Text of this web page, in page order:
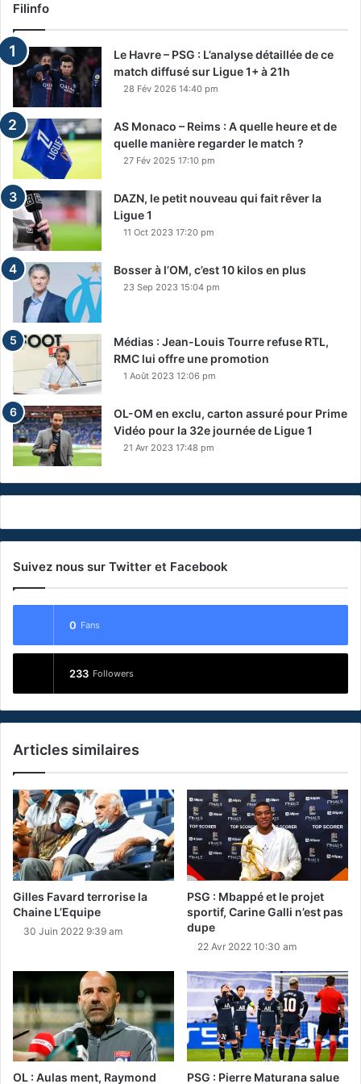
Filinfo
Le Havre – PSG : L’analyse détaillée de ce
match diffusé sur Ligue 1+ à 21h
28 Fév 2026 14:40 pm
AS Monaco – Reims : A quelle heure et de
quelle manière regarder le match ?
27 Fév 2025 17:10 pm
DAZN, le petit nouveau qui fait rêver la
Ligue 1
11 Oct 2023 17:20 pm
Bosser à l’OM, c’est 10 kilos en plus
23 Sep 2023 15:04 pm
Médias : Jean-Louis Tourre refuse RTL,
RMC lui offre une promotion
1 Août 2023 12:06 pm
OL-OM en exclu, carton assuré pour Prime
Vidéo pour la 32e journée de Ligue 1
21 Avr 2023 17:48 pm
Suivez nous sur Twitter et Facebook
0 Fans
233 Followers
Articles similaires
Gilles Favard terrorise la
Chaine L’Equipe
30 Juin 2022 9:39 am
PSG : Mbappé et le projet
sportif, Carine Galli n’est pas
dupe
22 Avr 2022 10:30 am
OL : Aulas ment, Raymond PSG : Pierre Maturana salue